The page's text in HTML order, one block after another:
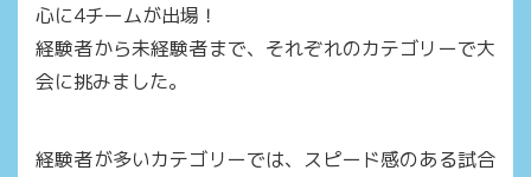
心に4チームが出場！
経験者から未経験者まで、それぞれのカテゴリーで大
会に挑みました。
経験者が多いカテゴリーでは、スピード感のある試合